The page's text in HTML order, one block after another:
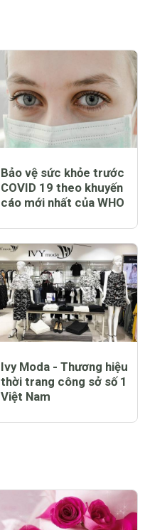
Bảo vệ sức khỏe trước
COVID 19 theo khuyến
cáo mới nhất của WHO
Ivy Moda - Thương hiệu
thời trang công sở số 1
Việt Nam